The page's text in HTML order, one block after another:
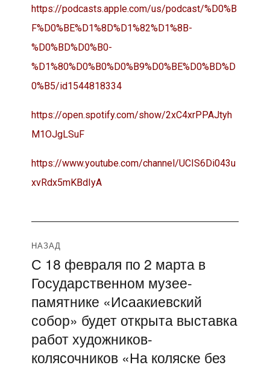
https://podcasts.apple.com/us/podcast/%D0%B
F%D0%BE%D1%8D%D1%82%D1%8B-
%D0%BD%D0%B0-
%D1%80%D0%B0%D0%B9%D0%BE%D0%BD%D
0%B5/id1544818334
https://open.spotify.com/show/2xC4xrPPAJtyh
M1OJgLSuF
https://www.youtube.com/channel/UCIS6Di043u
xvRdx5mKBdIyA
Навигация
по
записям
НАЗАД
Предыдущая
запись:
С 18 февраля по 2 марта в
Государственном музее-
памятнике «Исаакиевский
собор» будет открыта выставка
работ художников-
колясочников «На коляске без